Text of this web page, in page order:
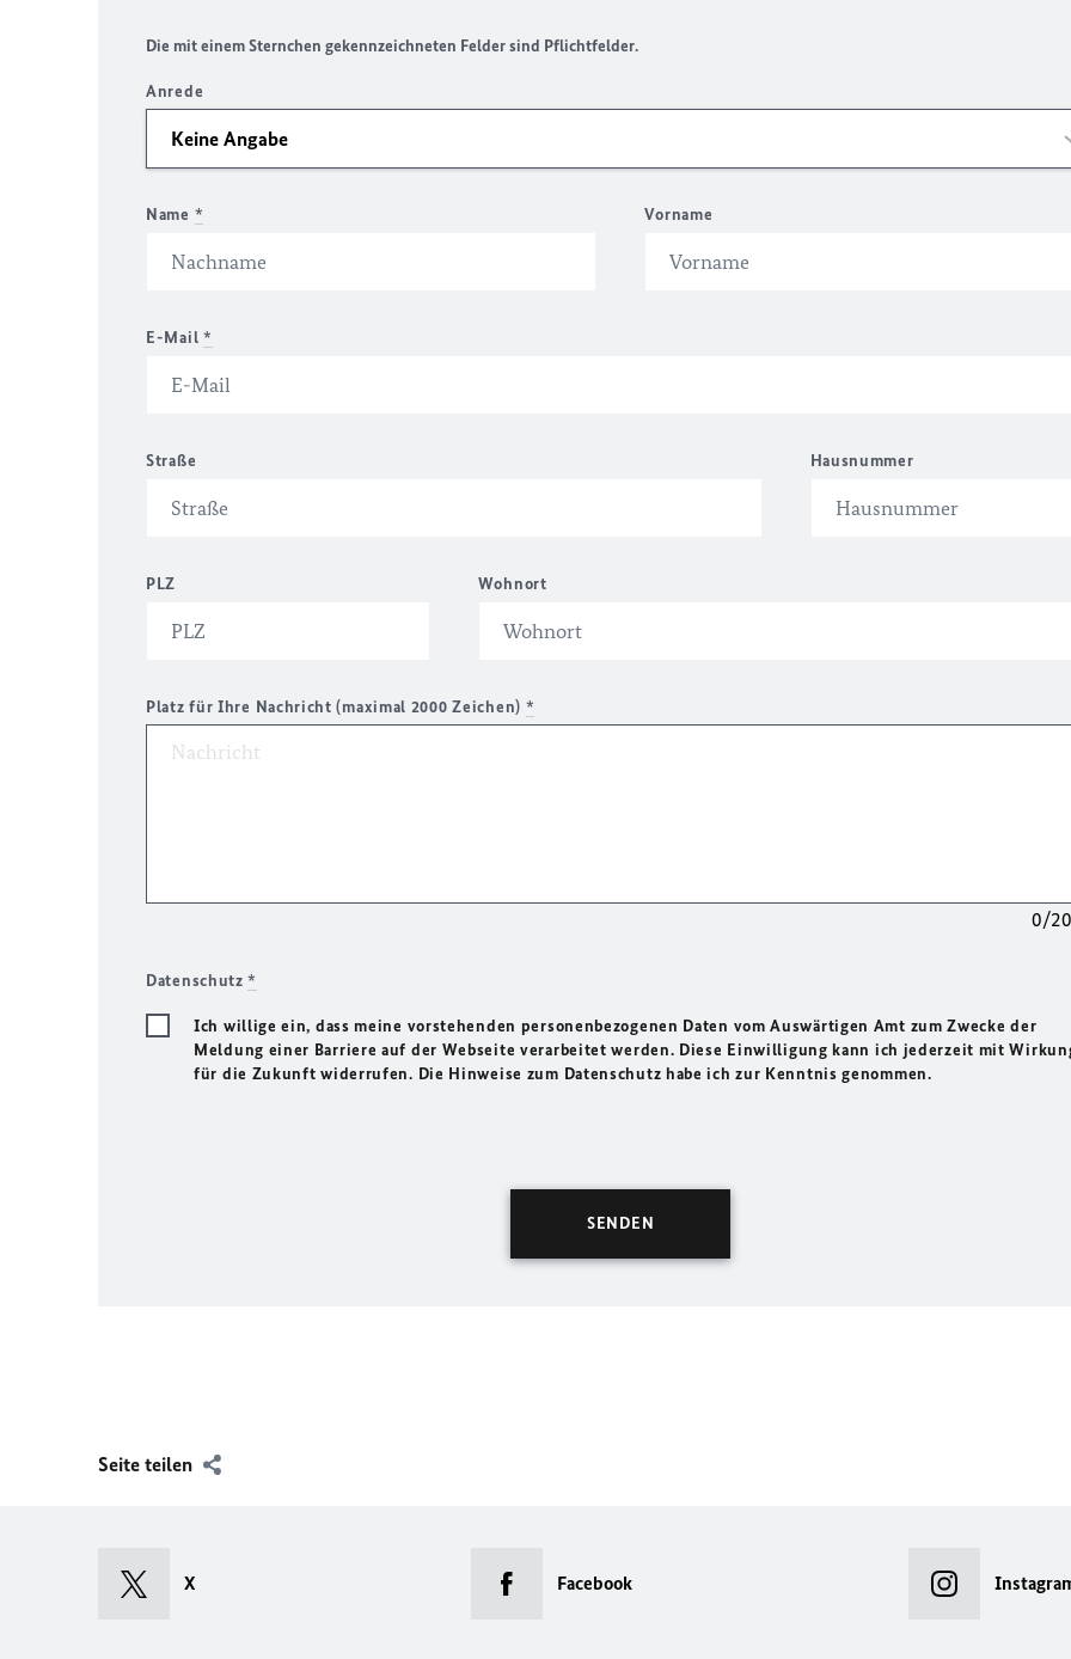
Die mit einem Sternchen gekennzeichneten Felder sind Pflichtfelder.
Anrede
Name * Vorname
E-Mail *
Straße Hausnummer
PLZ Wohnort
Platz für Ihre Nachricht (maximal 2000 Zeichen) *
0/
Datenschutz*
Ich willige ein, dass meine vorstehenden personenbezogenen Daten vom Auswärtigen Amt zum Zwecke der
Meldung einer Barriere auf der Webseite verarbeitet werden. Diese Einwilligung kann ich jederzeit mit
für die Zukunft widerrufen. Die Hinweise zum Datenschutz habe ich zur Kenntnis genommen.
Seite teilen
X Facebook